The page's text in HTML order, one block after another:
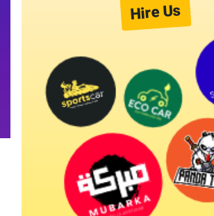
Hire Us